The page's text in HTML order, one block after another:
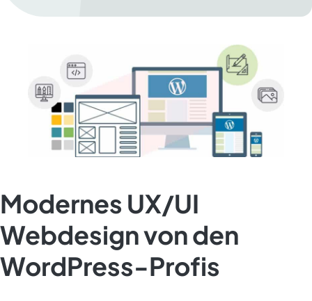
Modernes UX/UI
Webdesign von den
WordPress-Profis